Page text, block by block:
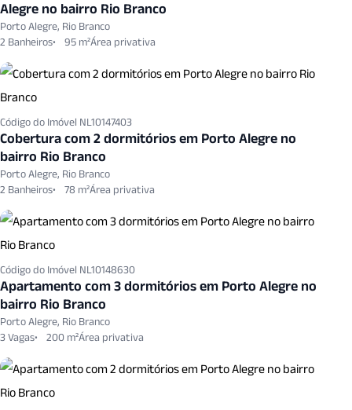
Alegre no bairro Rio Branco
Porto Alegre, Rio Branco
2 Banheiros
95 m²
Código do Imóvel NL10147403
Cobertura com 2 dormitórios em Porto Alegre no
bairro Rio Branco
Porto Alegre, Rio Branco
2 Banheiros
78 m²
Código do Imóvel NL10148630
Apartamento com 3 dormitórios em Porto Alegre no
bairro Rio Branco
Porto Alegre, Rio Branco
3 Vagas
200 m²